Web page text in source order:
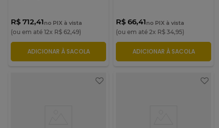
R$ 712,41no PIX à vista
(ou em até 12x R$ 62,49)
ADICIONAR À SACOLA
R$ 66,41no PIX à vista
(ou em até 2x R$ 34,95)
ADICIONAR À SACOLA